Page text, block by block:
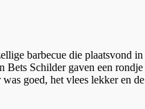
barbecue die plaatsvond
Bets Schilder gaven een
goed, het vlees lekker en